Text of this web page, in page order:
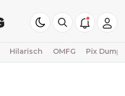
Hilarisch OMFG Pix Dump